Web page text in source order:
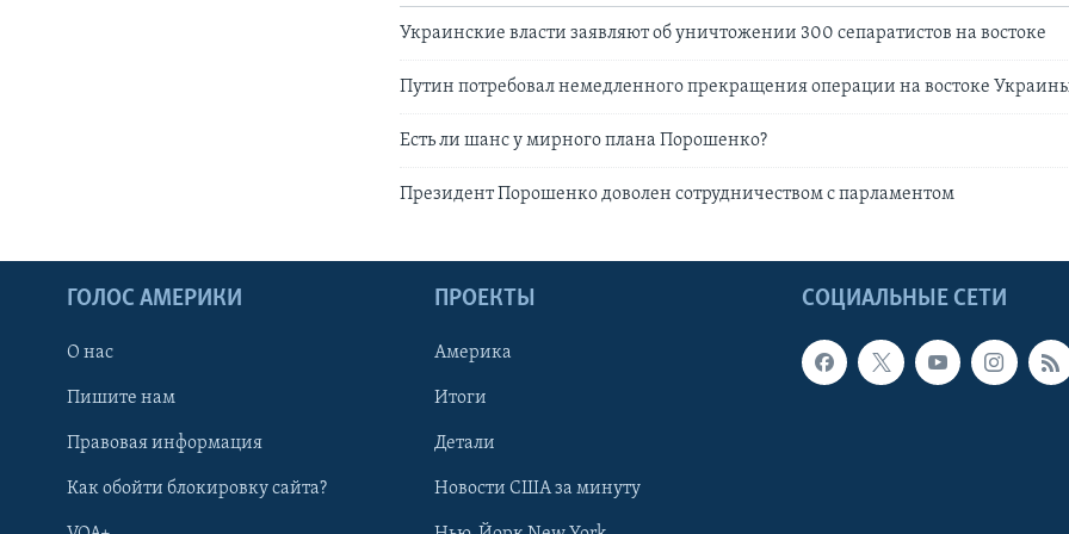
Украинские власти заявляют об уничтожении 300 сепаратистов на востоке
Путин потребовал немедленного прекращения операции на востоке
Есть ли шанс у мирного плана Порошенко?
Президент Порошенко доволен сотрудничеством с парламентом
СОЦИАЛЬНЫЕ СЕТИ
ГОЛОС АМЕРИКИ
О нас
Пишите нам
Правовая информация
Как обойти блокировку сайта?
ПРОЕКТЫ
Америка
Итоги
Детали
Новости США за минуту